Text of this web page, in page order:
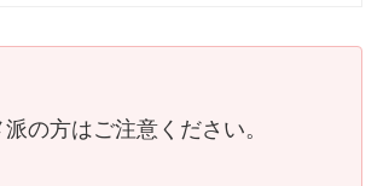
の方はご注意ください。